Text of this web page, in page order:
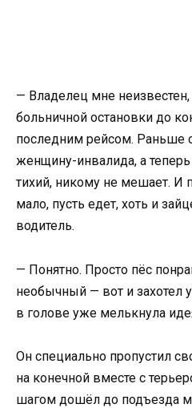
— Владелец мне
больничной остановки до
последним рейсом.
женщину-инвалида, а
тихий, никому не мешает. И
мало, пусть едет, хоть и
водитель.
— Понятно. Просто пёс
необычный — вот и захотел
в голове уже мелькнула
Он специально пропустил
на конечной вместе с
шагом дошёл до подъезда